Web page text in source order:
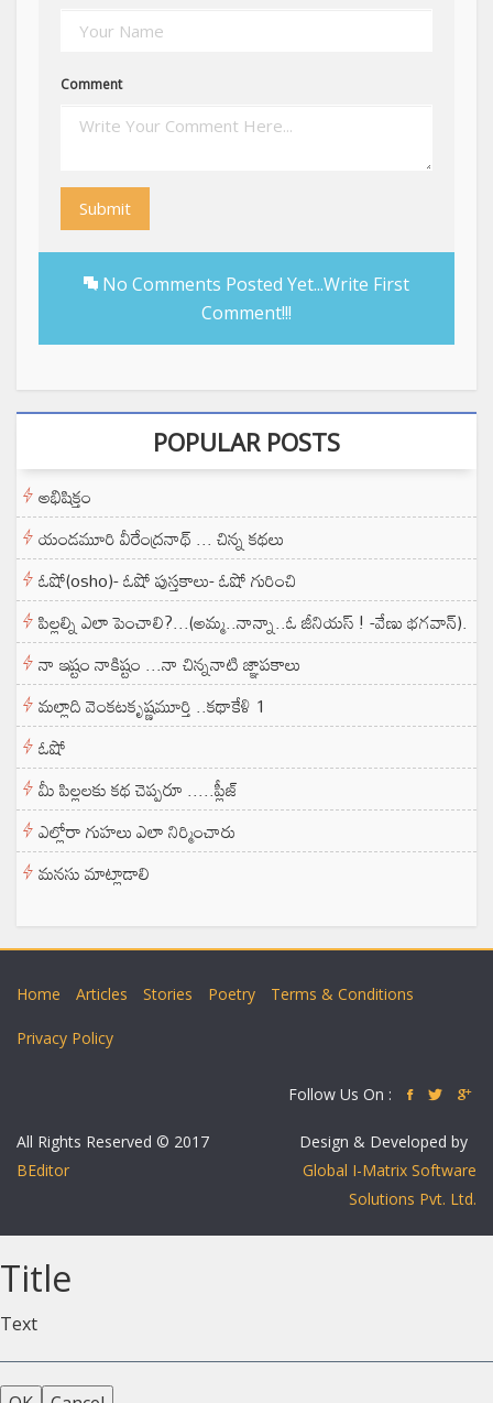
Comment
Submit
No Comments Posted Yet...Write First
Comment!!!
POPULAR POSTS
అభిషిక్తం
యండమూరి వీరేంద్రనాథ్ ... చిన్న కథలు
ఓషో(osho)- ఓషో పుస్తకాలు- ఓషో గురించి
పిల్లల్ని ఎలా పెంచాలి?...(అమ్మ..నాన్నా..ఓ జీనియస్ ! -వేణు భగవాన్).
నా ఇష్టం నాకిష్టం ...నా చిన్ననాటి జ్ఞాపకాలు
మల్లాది వెంకటకృష్ణమూర్తి ..కథాకేళి 1
ఓషో
మీ పిల్లలకు కథ చెప్పరూ .....ప్లీజ్
ఎల్లోరా గుహలు ఎలా నిర్మించారు
మనసు మాట్లాడాలి
Home Articles Stories Poetry Terms & Conditions
Privacy Policy
Follow Us On :
All Rights Reserved © 2017
BEditor
Design & Developed by
Global I-Matrix Software
Solutions Pvt. Ltd.
Title
Text